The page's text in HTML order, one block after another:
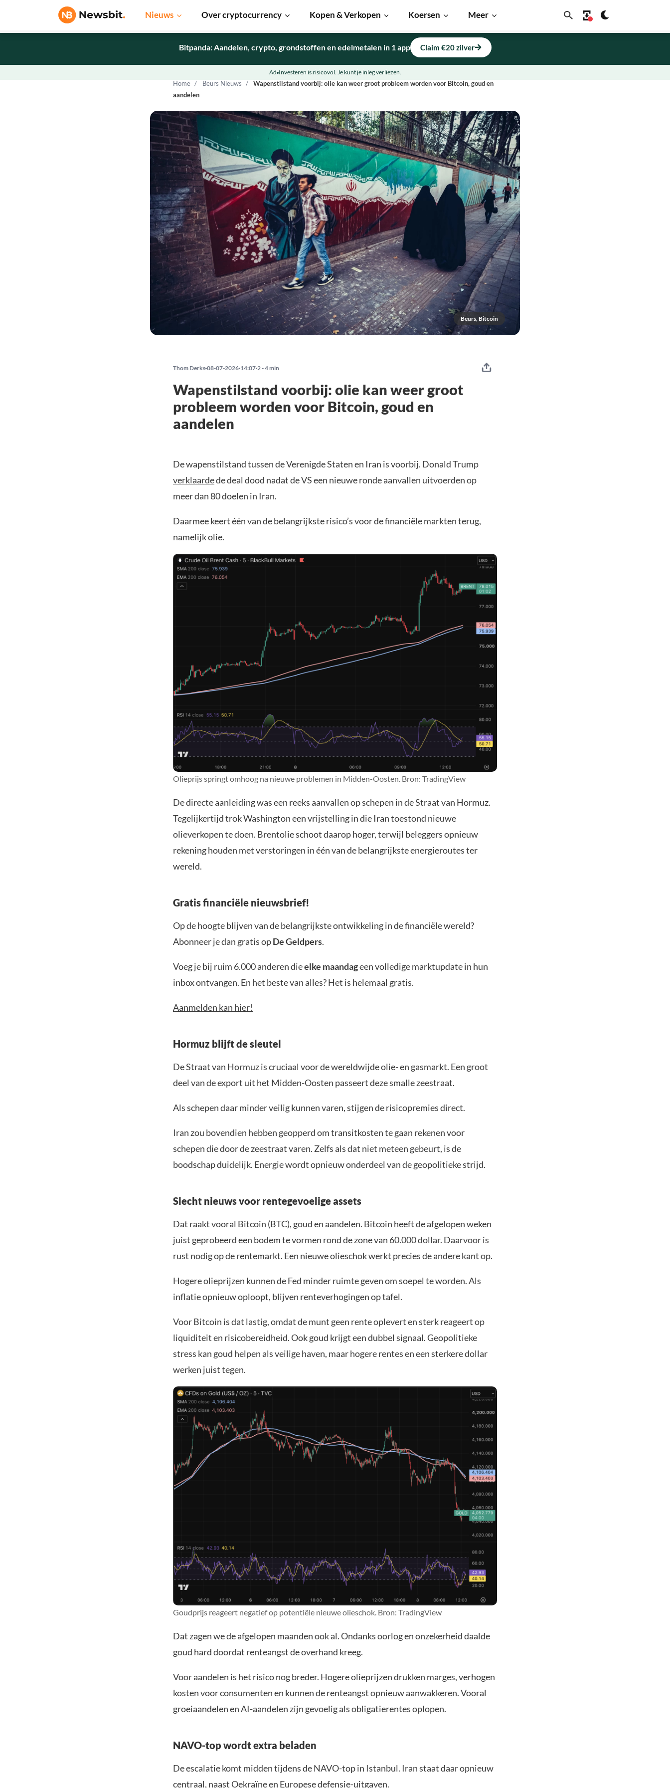
Nieuws Over cryptocurrency Kopen & Verkopen Koersen Meer
Home Beurs Nieuws
Wapenstilstand voorbij: olie kan weer groot probleem worden voor Bitcoin, goud en
aandelen
Beurs, Bitcoin
Bitpanda: Aandelen, crypto, grondstoffen en edelmetalen in 1 app Claim €20 zilver
Ad Investeren is risicovol. Je kunt je inleg verliezen.
Thom Derks 08-07-2026 14:07 2 - 4 min
Wapenstilstand voorbij: olie kan weer groot
probleem worden voor Bitcoin, goud en
aandelen
De wapenstilstand tussen de Verenigde Staten en Iran is voorbij. Donald Trump
verklaardede deal dood nadat de VS een nieuwe ronde aanvallen uitvoerden op
meer dan 80 doelen in Iran.
Daarmee keert één van de belangrijkste risico’s voor de financiële markten terug,
namelijk olie.
Olieprijs springt omhoog na nieuwe problemen in Midden-Oosten. Bron: TradingView
De directe aanleiding was een reeks aanvallen op schepen in de Straat van Hormuz.
Tegelijkertijd trok Washington een vrijstelling in die Iran toestond nieuwe
olieverkopen te doen. Brentolie schoot daarop hoger, terwijl beleggers opnieuw
rekening houden met verstoringen in één van de belangrijkste energieroutes ter
wereld.
Gratis financiële nieuwsbrief!
Op de hoogte blijven van de belangrijkste ontwikkeling in de financiële wereld?
Abonneer je dan gratis opDe Geldpers.
Voeg je bij ruim 6.000 anderen dieelke maandageen volledige marktupdate in hun
inbox ontvangen. En het beste van alles? Het is helemaal gratis.
Aanmelden kan hier!
Hormuz blijft de sleutel
De Straat van Hormuz is cruciaal voor de wereldwijde olie- en gasmarkt. Een groot
deel van de export uit het Midden-Oosten passeert deze smalle zeestraat.
Als schepen daar minder veilig kunnen varen, stijgen de risicopremies direct.
Iran zou bovendien hebben geopperd om transitkosten te gaan rekenen voor
schepen die door de zeestraat varen. Zelfs als dat niet meteen gebeurt, is de
boodschap duidelijk. Energie wordt opnieuw onderdeel van de geopolitieke strijd.
Slecht nieuws voor rentegevoelige assets
Dat raakt vooral Bitcoin (BTC), goud en aandelen. Bitcoin heeft de afgelopen weken
juist geprobeerd een bodem te vormen rond de zone van 60.000 dollar. Daarvoor is
rust nodig op de rentemarkt. Een nieuwe olieschok werkt precies de andere kant op.
Hogere olieprijzen kunnen de Fed minder ruimte geven om soepel te worden. Als
inflatie opnieuw oploopt, blijven renteverhogingen op tafel.
Voor Bitcoin is dat lastig, omdat de munt geen rente oplevert en sterk reageert op
liquiditeit en risicobereidheid. Ook goud krijgt een dubbel signaal. Geopolitieke
stress kan goud helpen als veilige haven, maar hogere rentes en een sterkere dollar
werken juist tegen.
Goudprijs reageert negatief op potentiële nieuwe olieschok. Bron: TradingView
Dat zagen we de afgelopen maanden ook al. Ondanks oorlog en onzekerheid daalde
goud hard doordat renteangst de overhand kreeg.
Voor aandelen is het risico nog breder. Hogere olieprijzen drukken marges, verhogen
kosten voor consumenten en kunnen de renteangst opnieuw aanwakkeren. Vooral
groeiaandelen en AI-aandelen zijn gevoelig als obligatierentes oplopen.
NAVO-top wordt extra beladen
De escalatie komt midden tijdens de NAVO-top in Istanbul. Iran staat daar opnieuw
centraal, naast Oekraïne en Europese defensie-uitgaven.